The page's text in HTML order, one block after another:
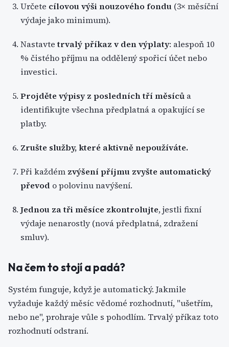
Určete cílovou výši nouzového fondu (3× měsíční
výdaje jako minimum).
Nastavtetrvalý příkaz v den výplaty: alespoň 10
% čistého příjmu na oddělený spořicí účet nebo
investici.
Projděte výpisy z posledních tří měsíců a
identifikujte všechna předplatná a opakující se
platby.
Zrušte služby, které aktivně nepoužíváte.
Při každém zvýšení příjmu zvyšte automatický
převod o polovinu navýšení.
Jednou za tři měsíce zkontrolujte, jestli fixní
výdaje nenarostly (nová předplatná, zdražení
smluv).
Na čem to stojí a padá?
Systém funguje, když je automatický. Jakmile
vyžaduje každý měsíc vědomé rozhodnutí, "ušetřím,
nebo ne", prohraje vůle s pohodlím. Trvalý příkaz toto
rozhodnutí odstraní.